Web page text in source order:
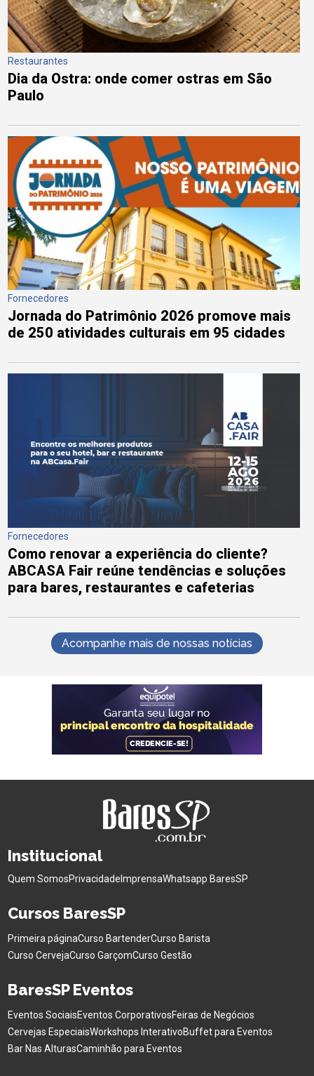
Restaurantes
Dia da Ostra: onde comer ostras em São
Paulo
Fornecedores
Jornada do Patrimônio 2026 promove mais
de 250 atividades culturais em 95 cidades
Fornecedores
Como renovar a experiência do cliente?
ABCASA Fair reúne tendências e soluções
para bares, restaurantes e cafeterias
Acompanhe mais de nossas notícias
Institucional
Quem SomosPrivacidade ImprensaWhatsapp BaresSP
Cursos BaresSP
Primeira páginaCurso BartenderCurso Barista
Curso CervejaCurso GarçomCurso Gestão
BaresSP Eventos
Eventos SociaisEventos CorporativosFeiras de Negócios
Cervejas EspeciaisWorkshops InterativoBuffet para Eventos
Bar Nas AlturasCaminhão para Eventos